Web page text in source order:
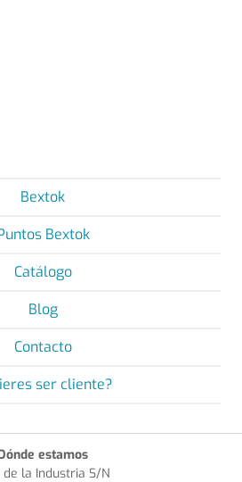
Bextok
Bextok
Catálogo
Blog
Contacto
ser cliente?
estamos
de la Industria S/N